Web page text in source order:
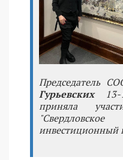
Председатель
Гурьевских13-
приняла
инвестиционный